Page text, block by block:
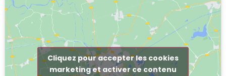
Cliquez pour accepter les cookies
marketing et activer ce contenu